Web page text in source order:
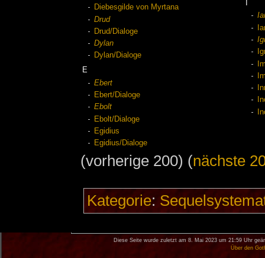
Diebesgilde von Myrtana
Drud
Drud/Dialoge
Dylan
Dylan/Dialoge
E
Ebert
Ebert/Dialoge
Ebolt
Ebolt/Dialoge
Egidius
Egidius/Dialoge
(vorherige 200) (nächste
Kategorie:
Diese Seite wurde zuletzt am 8. Mai 2023 um 21:59 Uhr
Über den